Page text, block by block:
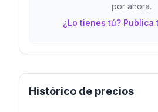
por ahora.
¿Lo tienes tú? Publica
Histórico de precios